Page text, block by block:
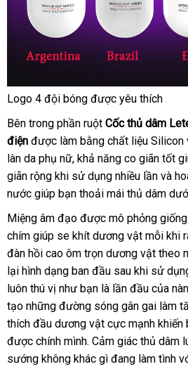
Cốc
thủ
dâm
Leten
Football
rung
sạc
điện
Logo 4 đội bóng nhận
hàng
được yêu thích
nhanh
nhất
Bên trong phần ruột Cốc thủ dâm
điện bảo
hành
được làm bằng chất liệu Silicon
làn da phụ nữphụ
kiện
, khả năng co giãn tốt
giãn rộng khi sử dụng nhiều lần thông
minh
và
nước giúp bạn thoải mái thủ dâm
Miệng âm đạo nội
địa
được mô phỏng
chím giúp se khít dương vật mỗi khi
đàn hồi cao ôm trọn dương vật theo
lại hình dạng ban đầu sau khi sử
luôn thú vị như bạn là lần đầu nhập
khẩu
của
tạo lừa
đảo
những đường sóng gân gai làm
thích đầu dương vật cực mạnh khiến
được chính mìnhnhận
xét
. Cảm giác thủ dâm
sướng không khác gì đang làm tình